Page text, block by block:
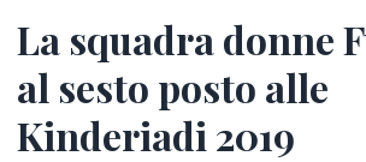
La squadra donne
al sesto posto alle
Kinderiadi 2019